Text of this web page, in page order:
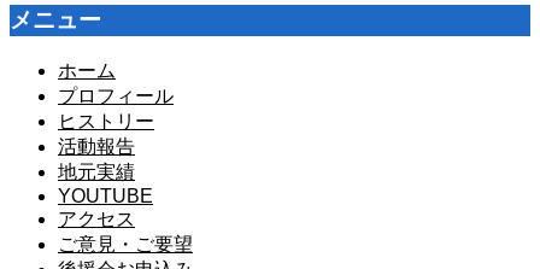
メニュー
ホーム
プロフィール
ヒストリー
活動報告
地元実績
YOUTUBE
アクセス
ご意見・ご要望